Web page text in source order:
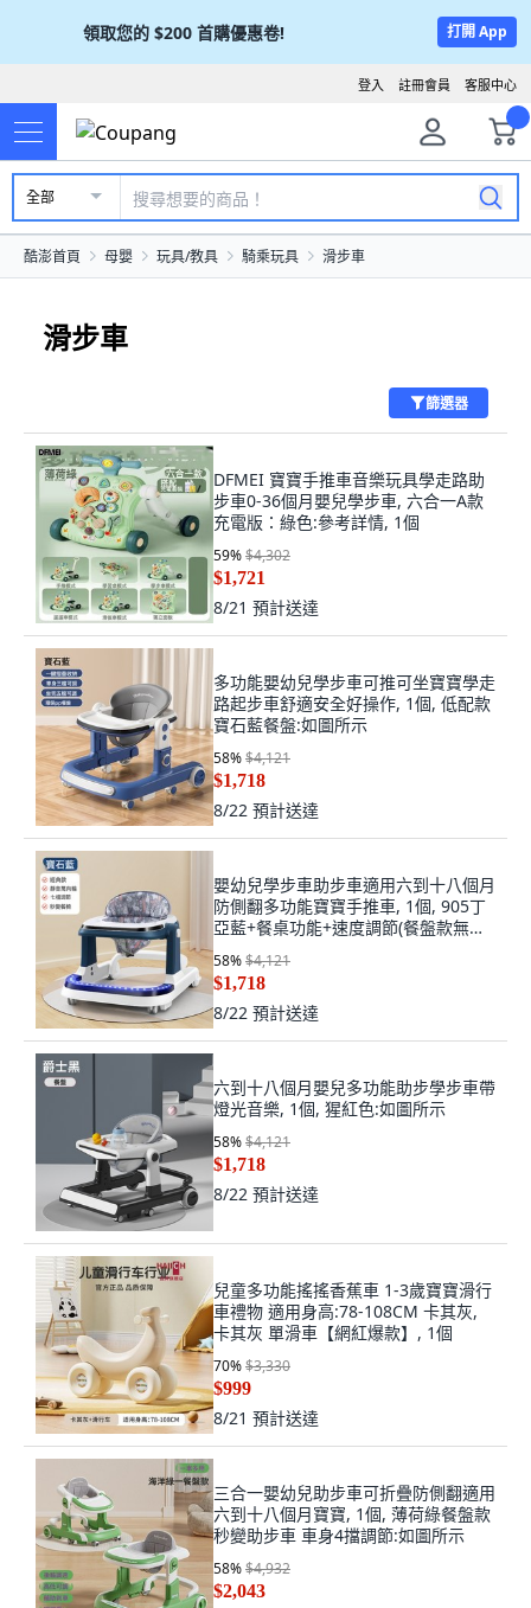
領取您的 $200 首購優惠卷! 打開 App
客服中心
註冊會員
登入
全部
酷澎首頁 母嬰 玩具/教具 騎乘玩具 滑步車
滑步車
篩選器
DFMEI 寶寶手推車音樂玩具學走路助
步車0-36個月嬰兒學步車, 六合一A款
充電版：綠色:參考詳情, 1個
59%$4,302
$1,721
8/21 預計送達
多功能嬰幼兒學步車可推可坐寶寶學走
路起步車舒適安全好操作, 1個, 低配款
寶石藍餐盤:如圖所示
58%$4,121
$1,718
8/22 預計送達
嬰幼兒學步車助步車適用六到十八個月
防側翻多功能寶寶手推車, 1個, 905丁
亞藍+餐桌功能+速度調節(餐盤款無腳
踏):如圖所示
58%$4,121
$1,718
8/22 預計送達
六到十八個月嬰兒多功能助步學步車帶
燈光音樂, 1個, 猩紅色:如圖所示
58%$4,121
$1,718
8/22 預計送達
兒童多功能搖搖香蕉車 1-3歲寶寶滑行
車禮物 適用身高:78-108CM 卡其灰,
卡其灰 單滑車【網紅爆款】, 1個
70%$3,330
$999
8/21 預計送達
三合一嬰幼兒助步車可折疊防側翻適用
六到十八個月寶寶, 1個, 薄荷綠餐盤款
秒變助步車 車身4擋調節:如圖所示
58%$4,932
$2,043